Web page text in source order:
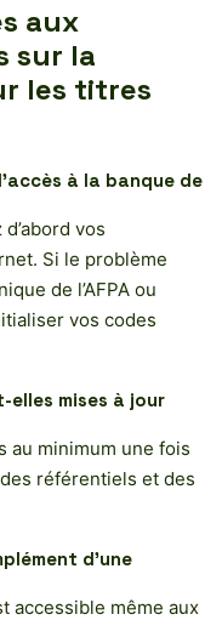
aux
sur la
les titres
à la banque de
vos
Si le problème
de l’AFPA ou
vos codes
elles mises à jour
au minimum une fois
référentiels et des
d’une
accessible même aux